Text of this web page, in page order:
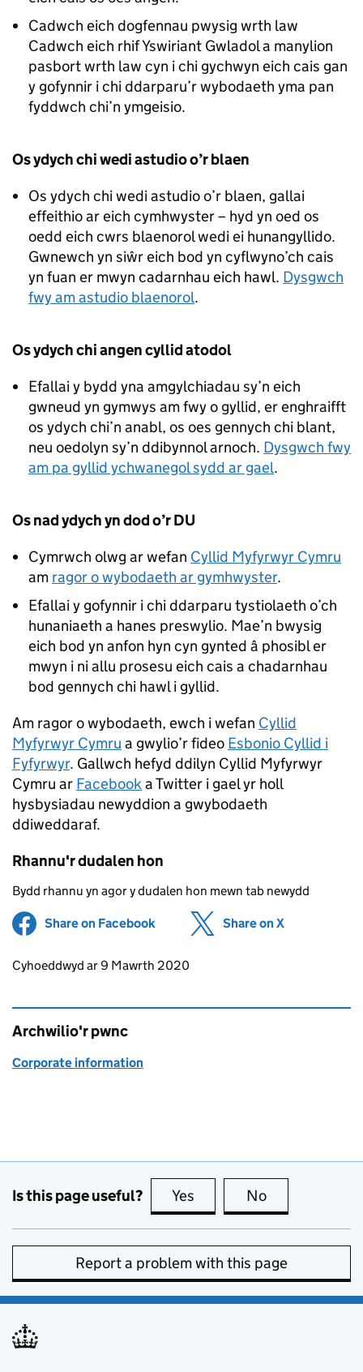
Cadwch eich dogfennau pwysig wrth law
Cadwch eich rhif Yswiriant Gwladol a manylion
pasbort wrth law cyn i chi gychwyn eich cais gan
y gofynnir i chi ddarparu’r wybodaeth yma pan
fyddwch chi’n ymgeisio.
Os ydych chi wedi astudio o’r blaen
Os ydych chi wedi astudio o’r blaen, gallai
effeithio ar eich cymhwyster – hyd yn oed os
oedd eich cwrs blaenorol wedi ei hunangyllido.
Gwnewch yn siŵr eich bod yn cyflwyno’ch cais
yn fuan er mwyn cadarnhau eich hawl. Dysgwch
fwy am astudio blaenorol.
Os ydych chi angen cyllid atodol
Efallai y bydd yna amgylchiadau sy’n eich
gwneud yn gymwys am fwy o gyllid, er enghraifft
os ydych chi’n anabl, os oes gennych chi blant,
neu oedolyn sy’n ddibynnol arnoch. Dysgwch fwy
am pa gyllid ychwanegol sydd ar gael.
Os nad ydych yn dod o’r DU
Cymrwch olwg ar wefan Cyllid Myfyrwyr Cymru
am ragor o wybodaeth ar gymhwyster.
Efallai y gofynnir i chi ddarparu tystiolaeth o’ch
hunaniaeth a hanes preswylio. Mae’n bwysig
eich bod yn anfon hyn cyn gynted â phosibl er
mwyn i ni allu prosesu eich cais a chadarnhau
bod gennych chi hawl i gyllid.
Am ragor o wybodaeth, ewch i wefan Cyllid
Myfyrwyr Cymru a gwylio’r fideo Esbonio Cyllid i
Fyfyrwyr. Gallwch hefyd ddilyn Cyllid Myfyrwyr
Cymru ar Facebooka Twitter i gael yr holl
hysbysiadau newyddion a gwybodaeth
ddiweddaraf.
Rhannu'r dudalen hon
Bydd rhannu yn agor y dudalen hon mewn tab newydd
Share on Facebook (opens in new tab)
Share on X
Updates to this page
Cyhoeddwyd ar 9 Mawrth 2020
Archwilio'r pwnc
Corporate information
Is this page useful? Yes this page is useful
No
Report a problem with this page